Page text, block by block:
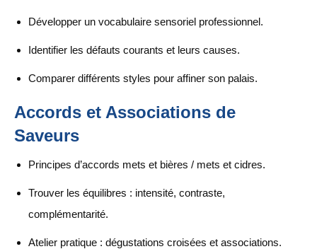
Développer un vocabulaire sensoriel professionnel.
Identifier les défauts courants et leurs causes.
Comparer différents styles pour affiner son palais.
Accords et Associations de
Saveurs
Principes d’accords mets et bières / mets et cidres.
Trouver les équilibres : intensité, contraste,
complémentarité.
Atelier pratique : dégustations croisées et associations.